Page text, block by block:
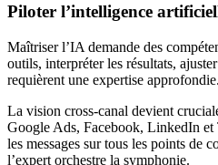
Piloter l’intelligence
Maîtriser l’IA demande des
outils, interpréter les résultats,
requièrent une expertise approfondie.
La vision cross-canal devient
Google Ads, Facebook, LinkedIn
les messages sur tous les points de
l’expert orchestre la symphonie.